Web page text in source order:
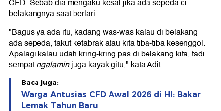
CFD. Sebab dia mengaku kesal jika ada sepeda di
belakangnya saat berlari.
"Bagus ya ada itu, kadang was-was kalau di belakang
ada sepeda, takut ketabrak atau kita tiba-tiba kesenggol.
Apalagi kalau udah kring-kring pas di belakang kita, tadi
sempatngalaminjuga kayak gitu," kata Adit.
Baca juga:
Warga Antusias CFD Awal 2026 di HI: Bakar
Lemak Tahun Baru